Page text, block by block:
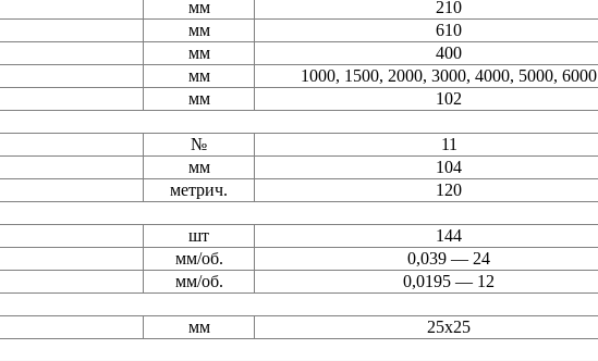
мм
210
мм
610
мм
400
мм
1000, 1500, 2000, 3000, 4000, 5000, 6000
мм
102
№
11
мм
104
метрич.
120
шт
144
мм/об.
0,039 — 24
мм/об.
0,0195 — 12
мм
25х25